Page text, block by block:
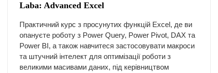
Laba: Advanced Excel
Практичний курс з просунутих функцій Excel, де ви
опануєте роботу з Power Query, Power Pivot, DAX та
Power BI, а також навчитеся застосовувати макроси
та штучний інтелект для оптимізації роботи з
великими масивами даних, під керівництвом